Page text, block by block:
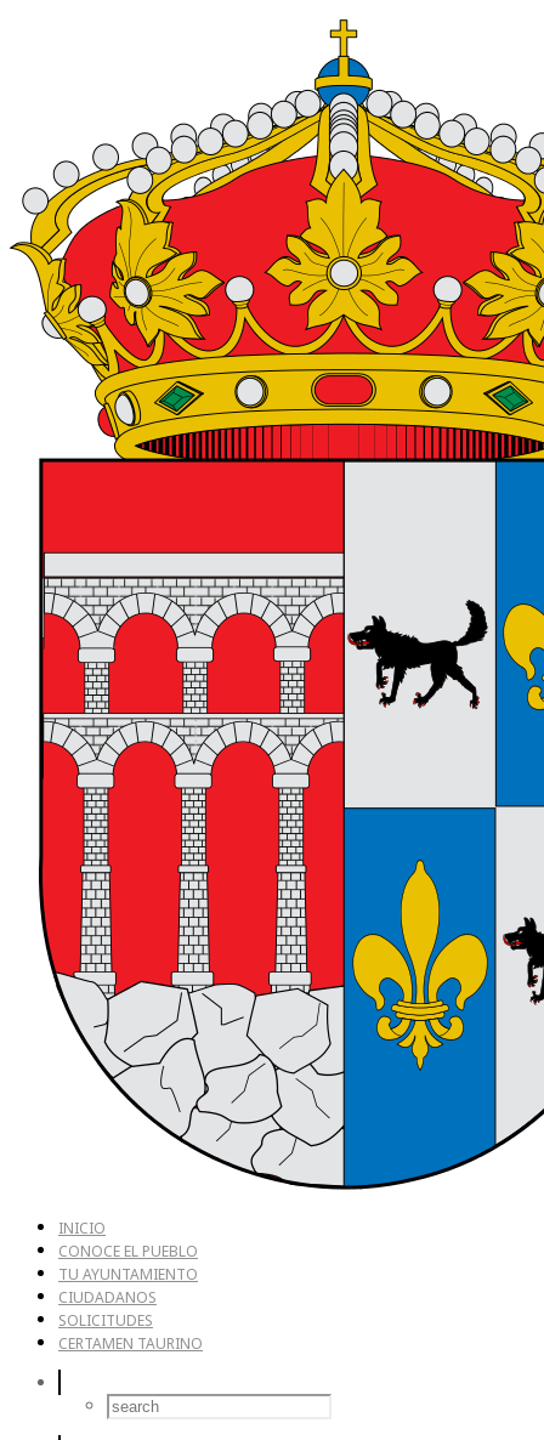
INICIO
CONOCE EL PUEBLO
TU AYUNTAMIENTO
CIUDADANOS
SOLICITUDES
CERTAMEN TAURINO